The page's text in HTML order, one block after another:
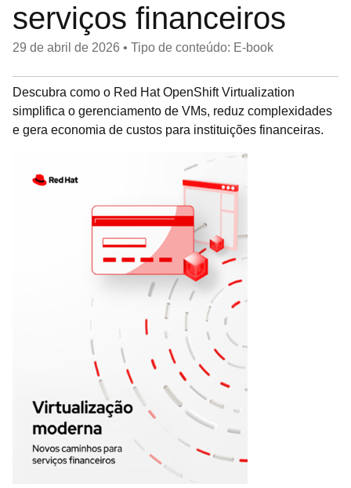
serviços financeiros
29 de abril de 2026 • Tipo de conteúdo: E-book
Descubra como o Red Hat OpenShift Virtualization
simplifica o gerenciamento de VMs, reduz complexidades
e gera economia de custos para instituições financeiras.